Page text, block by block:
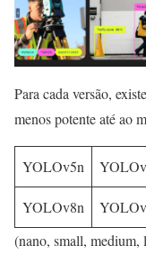
Para cada versão,
menos potente até ao
YOLOv5n
YOLOv8n
(nano, small, medium,